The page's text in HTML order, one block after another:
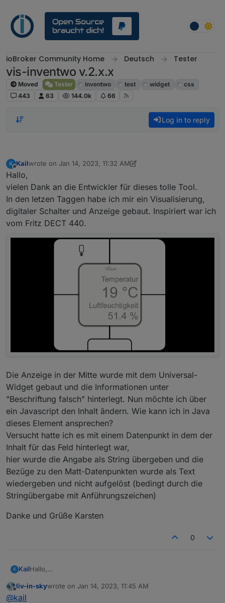
ioBroker Community Home Deutsch Tester
vis-inventwo v.2.x.x
Moved Tester inventwo test widget
css
443
63 144.0k 66
Log in to reply
K
Offline
Kailwrote on Jan 14, 2023, 11:32 AM
last edited by KailJan 14, 2023, 12:33 PM
Hallo,
vielen Dank an die Entwickler für dieses tolle Tool.
In den letzen Taggen habe ich mir ein Visualisierung,
digitaler Schalter und Anzeige gebaut. Inspiriert war ich
vom Fritz DECT 440.
Die Anzeige in der Mitte wurde mit dem Universal-
Widget gebaut und die Informationen unter
"Beschriftung falsch" hinterlegt. Nun möchte ich über
ein Javascript den Inhalt ändern. Wie kann ich in Java
dieses Element ansprechen?
Versucht hatte ich es mit einem Datenpunkt in dem der
Inhalt für das Feld hinterlegt war,
hier wurde die Angabe als String übergeben und die
Bezüge zu den Matt-Datenpunkten wurde als Text
wiedergeben und nicht aufgelöst (bedingt durch die
Stringübergabe mit Anführungszeichen)
Danke und Grüße Karsten
0
K KailHallo,
In den letzen Taggen habe ich mir ein Visualisierung,
Die Anzeige in der Mitte wurde mit dem Universal-Widget
Offline
liv-in-skywrote on Jan 14, 2023, 11:45 AM
last edited by
@kail